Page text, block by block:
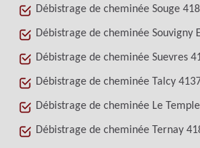
Débistrage de cheminée Souge
Débistrage de cheminée Souvigny
Débistrage de cheminée Suevres
Débistrage de cheminée Talcy
Débistrage de cheminée Le
Débistrage de cheminée Ternay